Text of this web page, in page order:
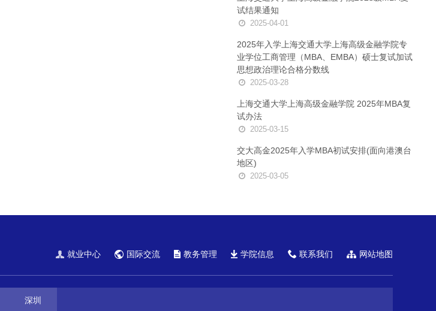
试结果通知
2025-04-01
2025年入学上海交通大学上海高级金融学院专
业学位工商管理（MBA、EMBA）硕士复试加试
思想政治理论合格分数线
2025-03-28
上海交通大学上海高级金融学院 2025年MBA复
试办法
2025-03-15
交大高金2025年入学MBA初试安排(面向港澳台
地区)
2025-03-05
就业中心 国际交流 教务管理 学院信息 联系我们 网站地图
深圳